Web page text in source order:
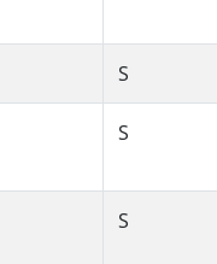
S
S
S